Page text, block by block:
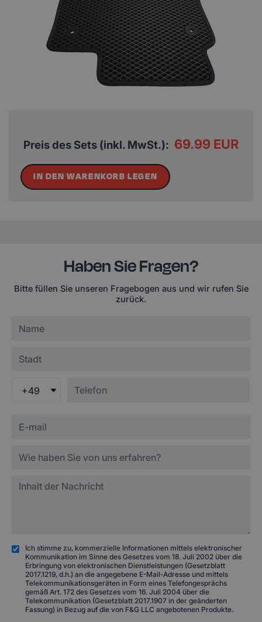
Preis des Sets (inkl. MwSt.): 69.99 EUR
IN DEN WARENKORB LEGEN
Haben Sie Fragen?
Bitte füllen Sie unseren Fragebogen aus und wir rufen Sie
zurück.
+49
Ich stimme zu, kommerzielle Informationen mittels elektronischer
Kommunikation im Sinne des Gesetzes vom 18. Juli 2002 über die
Erbringung von elektronischen Dienstleistungen (Gesetzblatt
2017.1219, d.h.) an die angegebene E-Mail-Adresse und mittels
Telekommunikationsgeräten in Form eines Telefongesprächs
gemäß Art. 172 des Gesetzes vom 16. Juli 2004 über die
Telekommunikation (Gesetzblatt 2017.1907 in der geänderten
Fassung) in Bezug auf die von F&G LLC angebotenen Produkte.